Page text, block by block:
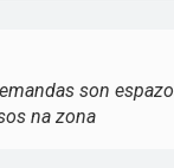
son
na zona